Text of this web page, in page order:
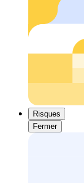
Risques
Fermer